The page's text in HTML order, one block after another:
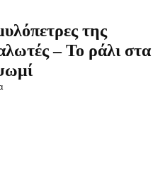
της
– Το ράλι στα